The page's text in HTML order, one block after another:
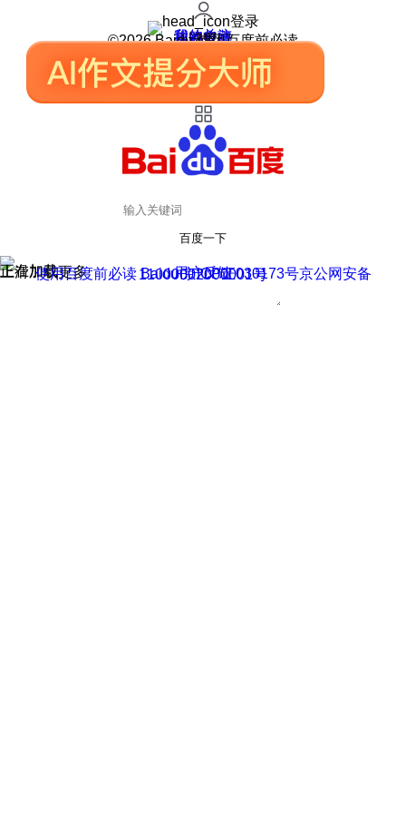
登录
我的关注
我的收藏
皮肤中心
用户反馈
设置
©2026 Baidu 使用百度前必读
百度一下
正在加载
上滑加载更多 用户反馈
使用百度前必读 Baidu 京ICP证030173号
京公网安备11000002000001号